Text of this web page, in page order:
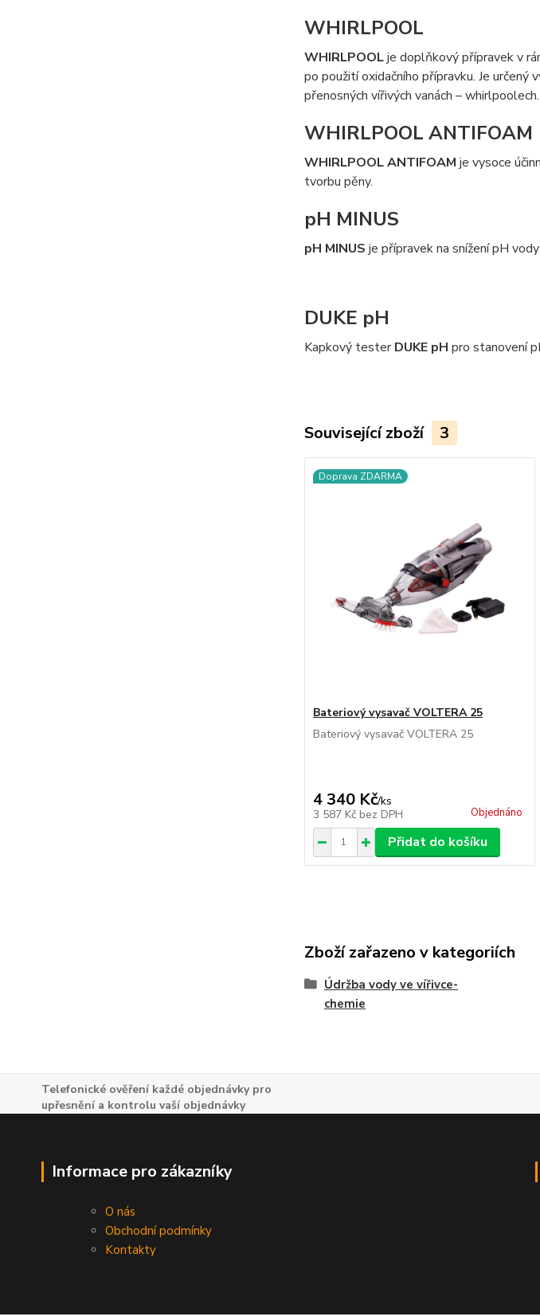
WHIRLPOOL
WHIRLPOOLje doplňkový přípravek v
po použití oxidačního přípravku. Je určený
přenosných vířivých vanách – whirlpoolech.
WHIRLPOOL ANTIFOAM
WHIRLPOOL ANTIFOAM je vysoce
tvorbu pěny.
pH MINUS
pH MINUS je přípravek na snížení pH
DUKE pH
Kapkový testerDUKE pH pro stanovení
Související zboží 3
Doprava ZDARMA
Bateriový vysavač VOLTERA 25
Bateriový vysavač VOLTERA 25
4 340 Kč/ks
3 587 Kč bez DPH Objednáno
Přidat do košíku
Zboží zařazeno v kategoriích
Údržba vody ve vířivce-
chemie
Telefonické ověření každé objednávky pro
upřesnění a kontrolu vaší objednávky
Informace pro zákazníky
O nás
Obchodní podmínky
Kontakty